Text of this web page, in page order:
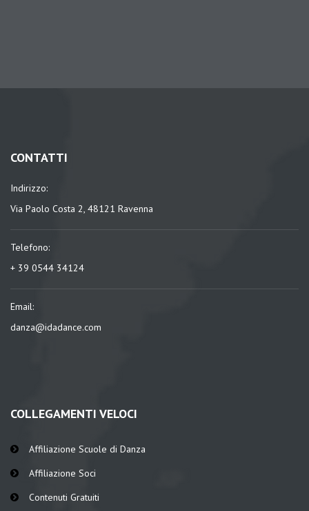
CONTATTI
Indirizzo:
Via Paolo Costa 2, 48121 Ravenna
Telefono:
+ 39 0544 34124
Email:
danza@idadance.com
COLLEGAMENTI VELOCI
Affiliazione Scuole di Danza
Affiliazione Soci
Contenuti Gratuiti